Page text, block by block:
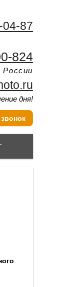
04-87
824
дня!